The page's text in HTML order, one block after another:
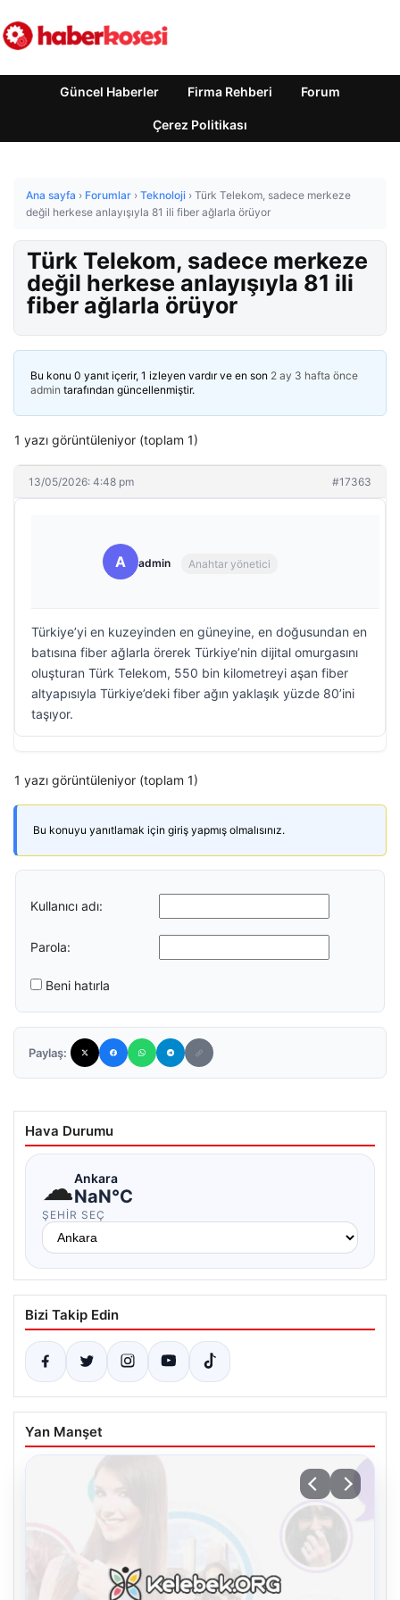
Güncel Haberler Firma Rehberi Forum
Çerez Politikası
Ana sayfa › Forumlar › Teknoloji › Türk Telekom, sadece merkeze
değil herkese anlayışıyla 81 ili fiber ağlarla örüyor
Türk Telekom, sadece merkeze
değil herkese anlayışıyla 81 ili
fiber ağlarla örüyor
Bu konu 0 yanıt içerir, 1 izleyen vardır ve en son 2 ay 3 hafta önce
admin tarafından güncellenmiştir.
1 yazı görüntüleniyor (toplam 1)
13/05/2026: 4:48 pm #17363
A admin Anahtar yönetici
Türkiye’yi en kuzeyinden en güneyine, en doğusundan en
batısına fiber ağlarla örerek Türkiye’nin dijital omurgasını
oluşturan Türk Telekom, 550 bin kilometreyi aşan fiber
altyapısıyla Türkiye’deki fiber ağın yaklaşık yüzde 80’ini
taşıyor.
1 yazı görüntüleniyor (toplam 1)
Bu konuyu yanıtlamak için giriş yapmış olmalısınız.
Kullanıcı adı:
Parola:
Beni hatırla
Paylaş:
Hava Durumu
☁Ankara
NaN°C
ŞEHIR SEÇ
Bizi Takip Edin
Yan Manşet